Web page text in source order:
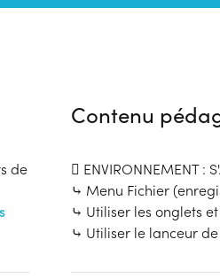
de
Contenu
 ENVIRONNEMENT :
⤷ Menu Fichier
⤷ Utiliser les onglets
⤷ Utiliser le lanceur